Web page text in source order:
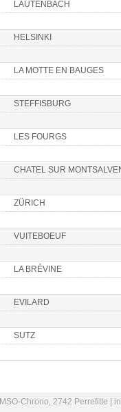
LAUTENBACH
HELSINKI
LA MOTTE EN BAUGES
STEFFISBURG
LES FOURGS
CHATEL SUR
ZÜRICH
VUITEBOEUF
LA BRÉVINE
EVILARD
SUTZ
MSO-Chrono, 2742 Perrefitte |